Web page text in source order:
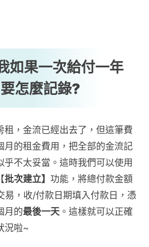
如果一次給付一年
怎麼記錄?
租，金流已經出去了，但這筆費
月的租金費用，把全部的金流記
乎不太妥當。這時我們可以使用
批次建立】 功能，將總付款金額
易，收/付款日期填入付款日，憑
月的最後一天 。這樣就可以正確
況啦~